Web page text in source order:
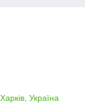
Україна